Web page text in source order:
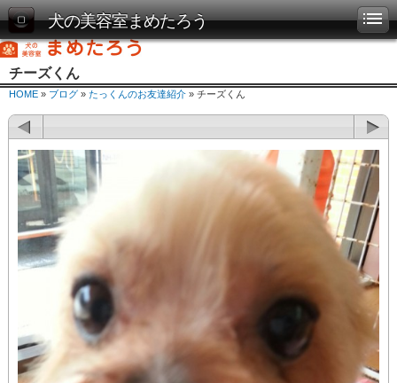
犬の美容室まめたろう
チーズくん
HOME » ブログ » たっくんのお友達紹介 » チーズくん